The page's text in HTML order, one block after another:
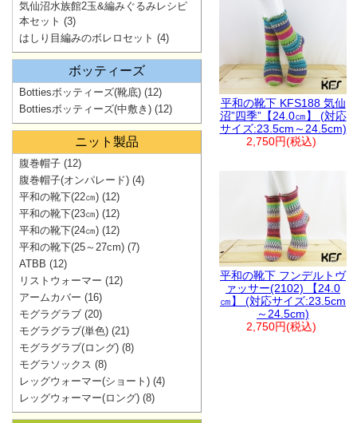
平和の靴下 KFS188 気仙
沼”四季”【24.0㎝】 (対応
サイズ:23.5cm～24.5cm)
2,750円(税込)
平和の靴下 フンデルトヴ
ァッサー(2102) 【24.0
㎝】 (対応サイズ:23.5cm
～24.5cm)
2,750円(税込)
気仙沼水族館2玉&編みぐるみレシピ
本セット (3)
はしり目編みのボレロセット (4)
ボッティーズ
Bottiesボッティーズ(靴底) (12)
Bottiesボッティーズ(中敷き) (12)
ニット製品
腹巻帽子 (12)
腹巻帽子(オンパレード) (4)
平和の靴下(22㎝) (12)
平和の靴下(23㎝) (12)
平和の靴下(24㎝) (12)
平和の靴下(25～27cm) (7)
ATBB (12)
リストウォーマー (12)
アームカバー (16)
モグラグラブ (20)
モグラグラブ(単色) (21)
モグラグラブ(ロング) (8)
モグラソックス (8)
レッグウォーマー(ショート) (4)
レッグウォーマー(ロング) (8)